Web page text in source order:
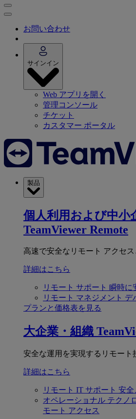
お問い合わせ
サインイン
Web アプリを開く
管理コンソール
チケット
カスタマー ポータル
製品
個人利用および中小
TeamViewer Remote
高速で安全なリモート アクセス
詳細はこちら
リモート サポート 瞬時に
リモート マネジメント デ
プランと価格表を見る
大企業・組織
安全な運用を実現するリモート
詳細はこちら
リモート IT サポート 安全
オペレーショナル テクノ
モート アクセス